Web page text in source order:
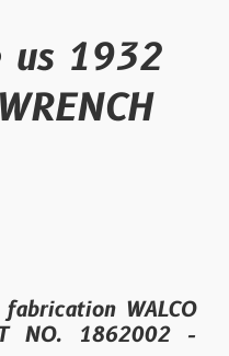
us 1932
WALCO
NO. 1862002 -